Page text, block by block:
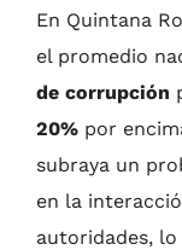
En Quintana
el promedio
de corrupción
20% por
subraya un
en la
autoridades,